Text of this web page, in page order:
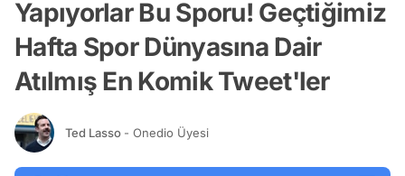
Yapıyorlar Bu Sporu! Geçtiğimiz
Hafta Spor Dünyasına Dair
Atılmış En Komik Tweet'ler
Ted Lasso - Onedio Üyesi